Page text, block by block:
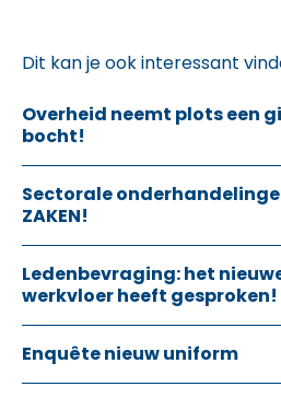
Dit kan je ook interessant
Overheid neemt plots een
bocht!
Sectorale
ZAKEN!
Ledenbevraging: het
werkvloer heeft gesproken!
Enquête nieuw uniform